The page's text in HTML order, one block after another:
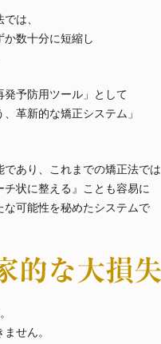
は、
数十分に短縮し
予防用ツール」として
革新的な矯正システム」
あり、これまでの矯正法では
状に整える』ことも容易に
可能性を秘めたシステムで
せん。